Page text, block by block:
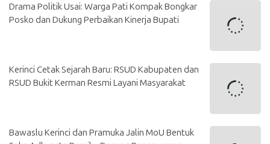
Drama Politik Usai: Warga Pati Kompak Bongkar
Posko dan Dukung Perbaikan Kinerja Bupati
Kerinci Cetak Sejarah Baru: RSUD Kabupaten dan
RSUD Bukit Kerman Resmi Layani Masyarakat
Bawaslu Kerinci dan Pramuka Jalin MoU Bentuk